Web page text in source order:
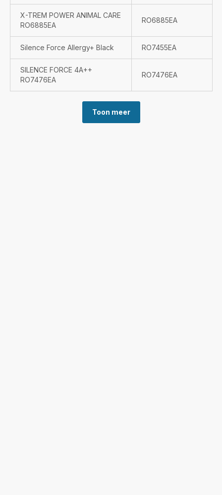
X-TREM POWER ANIMAL CARE
RO6885EA
RO6885EA
Silence Force Allergy+ Black RO7455EA
SILENCE FORCE 4A++
RO7476EA
RO7476EA
Toon meer